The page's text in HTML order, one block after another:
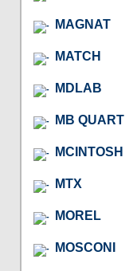
MAGNAT
MATCH
MDLAB
MB QUART
MCINTOSH
MTX
MOREL
MOSCONI